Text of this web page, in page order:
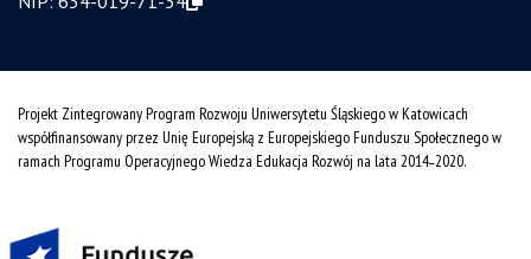
Projekt Zintegrowany Program Rozwoju Uniwersytetu Śląskiego w Katowicach
współfinansowany przez Unię Europejską z Europejskiego Funduszu Społecznego w
ramach Programu Operacyjnego Wiedza Edukacja Rozwój na lata 2014˗2020.